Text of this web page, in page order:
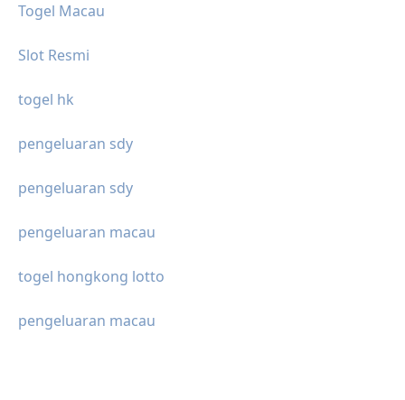
Togel Macau
Slot Resmi
togel hk
pengeluaran sdy
pengeluaran sdy
pengeluaran macau
togel hongkong lotto
pengeluaran macau